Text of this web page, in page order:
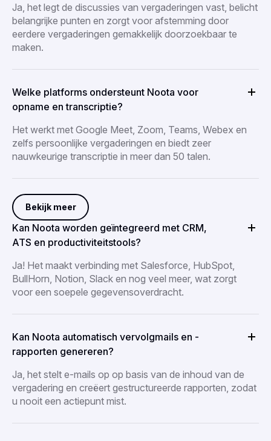
Ja, het legt de discussies van vergaderingen vast, belicht
belangrijke punten en zorgt voor afstemming door
eerdere vergaderingen gemakkelijk doorzoekbaar te
maken.
Welke platforms ondersteunt Noota voor
opname en transcriptie?
Het werkt met Google Meet, Zoom, Teams, Webex en
zelfs persoonlijke vergaderingen en biedt zeer
nauwkeurige transcriptie in meer dan 50 talen.
Bekijk meer
Kan Noota worden geïntegreerd met CRM,
ATS en productiviteitstools?
Ja! Het maakt verbinding met Salesforce, HubSpot,
BullHorn, Notion, Slack en nog veel meer, wat zorgt
voor een soepele gegevensoverdracht.
Kan Noota automatisch vervolgmails en -
rapporten genereren?
Ja, het stelt e-mails op op basis van de inhoud van de
vergadering en creëert gestructureerde rapporten, zodat
u nooit een actiepunt mist.